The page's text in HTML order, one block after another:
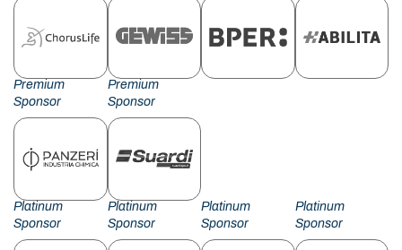
Premium
Sponsor
Premium
Sponsor
Platinum
Sponsor
Platinum
Sponsor
Platinum
Sponsor
Platinum
Sponsor